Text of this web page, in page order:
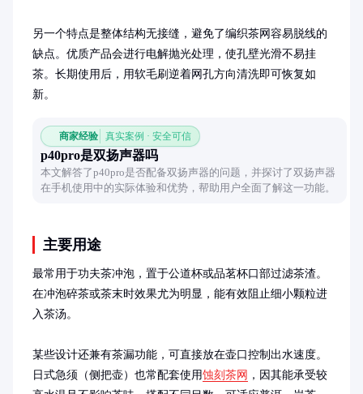
另一个特点是整体结构无接缝，避免了编织茶网容易脱线的
缺点。优质产品会进行电解抛光处理，使孔壁光滑不易挂
茶。长期使用后，用软毛刷逆着网孔方向清洗即可恢复如
新。
商家经验 真实案例 · 安全可信
p40pro是双扬声器吗
本文解答了p40pro是否配备双扬声器的问题，并探讨了双扬声器
在手机使用中的实际体验和优势，帮助用户全面了解这一功能。
主要用途
最常用于功夫茶冲泡，置于公道杯或品茗杯口部过滤茶渣。
在冲泡碎茶或茶末时效果尤为明显，能有效阻止细小颗粒进
入茶汤。
某些设计还兼有茶漏功能，可直接放在壶口控制出水速度。
日式急须（侧把壶）也常配套使用蚀刻茶网 ，因其能承受较